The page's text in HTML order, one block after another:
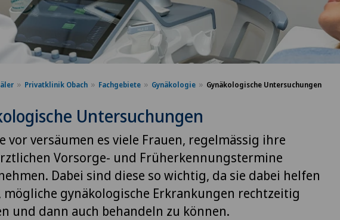
Privatklinik Obach Fachgebiete Gynäkologie Gynäkologische Untersuchungen
Untersuchungen
vor versäumen es viele Frauen, regelmässig ihre
Vorsorge- und Früherkennungstermine
Dabei sind diese so wichtig, da sie dabei helfen
mögliche gynäkologische Erkrankungen rechtzeitig
und dann auch behandeln zu können.